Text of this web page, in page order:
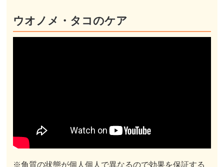
ウオノメ・タコのケア
※角質の状態が個人個人で異なるので効果を保証する